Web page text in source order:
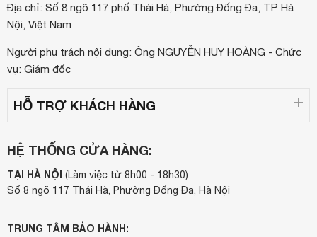
Địa chỉ: Số 8 ngõ 117 phố Thái Hà, Phường Đống Đa, TP Hà
Nội, Việt Nam
Người phụ trách nội dung: Ông NGUYỄN HUY HOÀNG - Chức
vụ: Giám đốc
HỖ TRỢ KHÁCH HÀNG
HỆ THỐNG CỬA HÀNG:
TẠI HÀ NỘI (Làm việc từ 8h00 - 18h30)
Số 8 ngõ 117 Thái Hà, Phường Đống Đa, Hà Nội
TRUNG TÂM BẢO HÀNH: